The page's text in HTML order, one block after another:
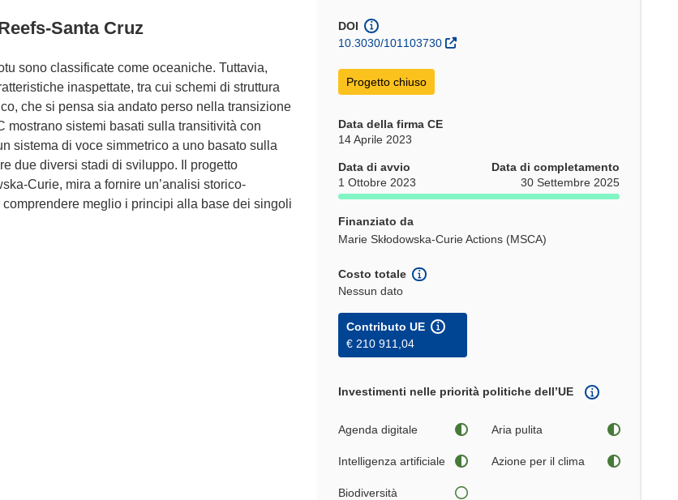
DOI
10.3030/101103730
Progetto chiuso
Data della firma CE
14 Aprile 2023
Data di avvio
1 Ottobre 2023
Data di completamento
30 Settembre 2025
Finanziato da
Marie Skłodowska-Curie Actions (MSCA)
Costo totale
Nessun dato
Contributo UE
€ 210 911,04
Investimenti nelle priorità politiche dell’UE
Agenda digitale Aria pulita
Intelligenza artificiale Azione per il clima
Biodiversità
Santa Cruz
sono classificate come oceaniche. Tuttavia,
inaspettate, tra cui schemi di struttura
che si pensa sia andato perso nella transizione
sistemi basati sulla transitività con
sistema di voce simmetrico a uno basato sulla
due diversi stadi di sviluppo. Il progetto
Curie, mira a fornire un’analisi storico-
meglio i principi alla base dei singoli